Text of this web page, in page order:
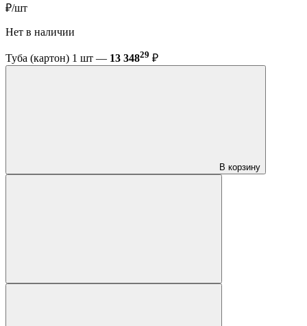
₽/шт
Нет в наличии
Туба (картон) 1 шт — 13 34829 ₽
В корзину